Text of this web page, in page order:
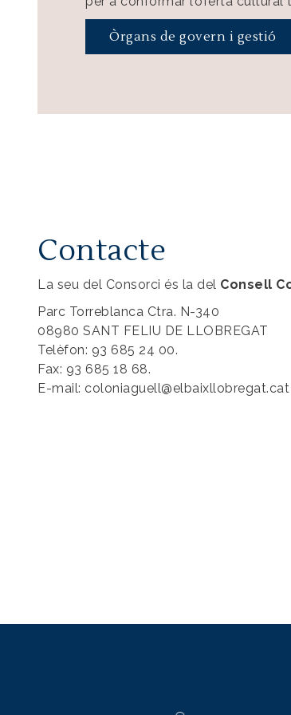
Òrgans de govern i gestió
Contacte
La seu del Consorci és la del Consell
Parc Torreblanca Ctra. N-340
08980 SANT FELIU DE LLOBREGAT
Telèfon: 93 685 24 00.
Fax: 93 685 18 68.
E-mail: coloniaguell@elbaixllobregat.cat